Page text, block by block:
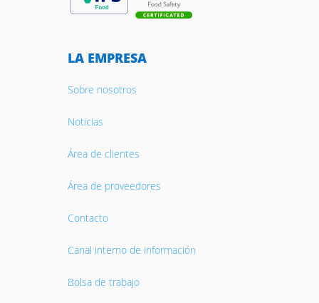
LA EMPRESA
Sobre nosotros
Noticias
Área de clientes
Área de proveedores
Contacto
Canal interno de información
Bolsa de trabajo